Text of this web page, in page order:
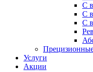
С
С
С
Услуги
Акции